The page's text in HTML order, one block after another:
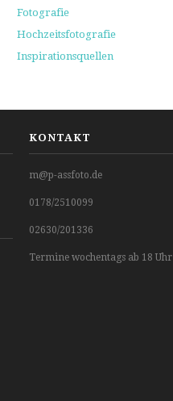
Fotografie
Hochzeitsfotografie
Inspirationsquellen
KONTAKT
m@p-assfoto.de
0178/2510099
02630/201336
Termine wochentags ab 18 Uhr